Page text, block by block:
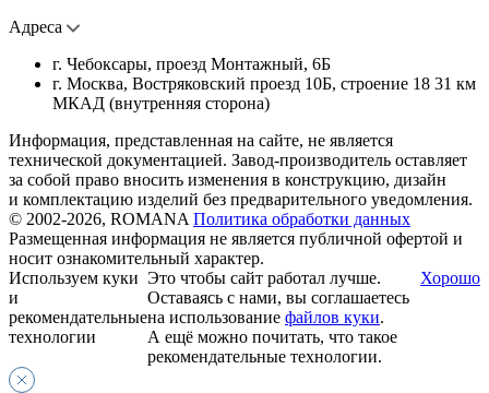
Адреса
г. Чебоксары, проезд Монтажный, 6Б
г. Москва, Востряковский проезд 10Б, строение 18 31 км
МКАД (внутренняя сторона)
Информация, представленная на сайте, не является
технической документацией. Завод-производитель оставляет
за собой право вносить изменения в конструкцию, дизайн
и комплектацию изделий без предварительного уведомления.
© 2002-2026, ROMANA Политика обработки данных
Размещенная информация не является публичной офертой и
носит ознакомительный характер.
Используем куки
и
рекомендательные
технологии
Это чтобы сайт работал лучше.
Оставаясь с нами, вы соглашаетесь
на использование файлов куки.
А ещё можно почитать, что такое
рекомендательные технологии.
Хорошо